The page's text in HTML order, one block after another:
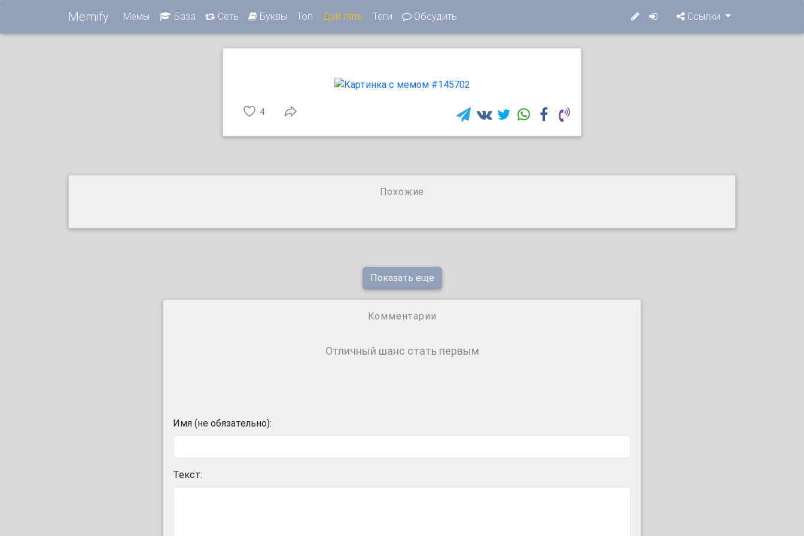
Memify Мемы База Сеть Буквы Топ Дай пять Теги Обсудить Ссылки
4
Похожие
Показать еще
Комментарии
Отличный шанс стать первым
Имя (не обязательно):
Текст: